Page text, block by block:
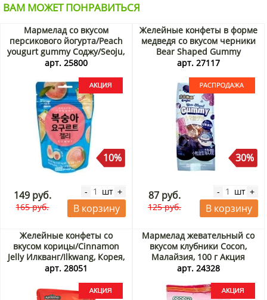
ВАМ МОЖЕТ ПОНРАВИТЬСЯ
Мармелад со вкусом
персикового йогурта/Peach
yougurt gummy Соджу/Seoju,
Корея, 50 г Акция
арт. 25800
10%
149 руб.
165 руб.
- шт +
В корзину
Желейные конфеты в форме
медведя со вкусом черники
Bear Shaped Gummy
Blueberry Ennjoi Guandong
01.09.2026. Распродажа
арт. 27117
30%
87 руб.
125 руб.
- шт +
В корзину
Желейные конфеты со
вкусом корицы/Cinnamon
Jelly Илкванг/Ilkwang, Корея,
280 г Акция
арт. 28051
Мармелад жевательный со
вкусом клубники Cocon,
Малайзия, 100 г Акция
арт. 24328